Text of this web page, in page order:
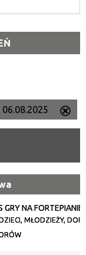
ten
GRY NA FORTEPIANIE
MŁODZIEŻY,